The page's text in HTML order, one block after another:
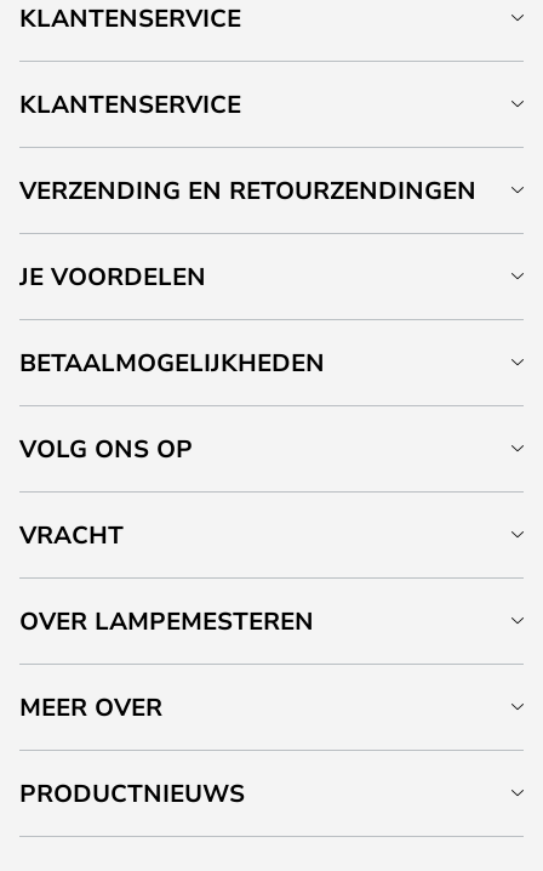
KLANTENSERVICE
KLANTENSERVICE
VERZENDING EN RETOURZENDINGEN
JE VOORDELEN
BETAALMOGELIJKHEDEN
VOLG ONS OP
VRACHT
OVER LAMPEMESTEREN
MEER OVER
PRODUCTNIEUWS